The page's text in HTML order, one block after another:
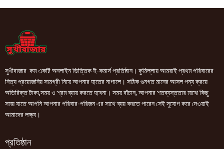
সুখীবাজার .কম একটি অনলাইন ভিত্তিক ই-কমার্স প্রতিষ্ঠান। কুমিল্লায় আমরাই প্রথম পরিবারের
নিত্য প্রয়োজনিয় সামগ্রী নিয়ে আপনার হাতের নাগালে। সঠিক গুনগত মানের আসল পন্য ক্রয়ে
অতিরিক্ত টাকা,সময় ও শ্রম ব্যায় করতে হবেনা। সময় বাঁচান, আপনার শতব্যস্ততার মাঝে কিছু
সময় যাতে আপনি আপনার পরিবার-পরিজন এর সাথে ব্যয় করতে পারেন সেই সুযোগ করে দেওয়াই
আমাদের লক্ষ্য।
প্রতিষ্ঠান